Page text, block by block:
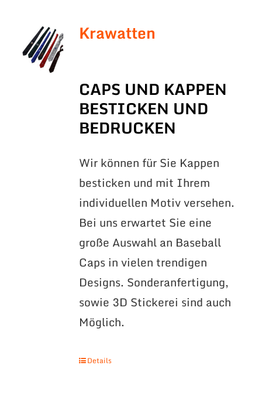
Krawatten
CAPS UND KAPPEN
BESTICKEN UND
BEDRUCKEN
Wir können für Sie Kappen
besticken und mit Ihrem
individuellen Motiv versehen.
Bei uns erwartet Sie eine
große Auswahl an Baseball
Caps in vielen trendigen
Designs. Sonderanfertigung,
sowie 3D Stickerei sind auch
Möglich.
Details